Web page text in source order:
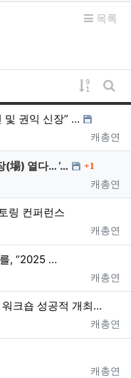
목록
게시물
게
및 권익 신장” …
등록자
캐총연
(場) 열다… ‘… 댓글
1
등록자
캐총연
링 컨퍼런스
등록자
캐총연
, “2025 …
등록자
캐총연
크숍 성공적 개최…
등록자
캐총연
등록자
캐총연